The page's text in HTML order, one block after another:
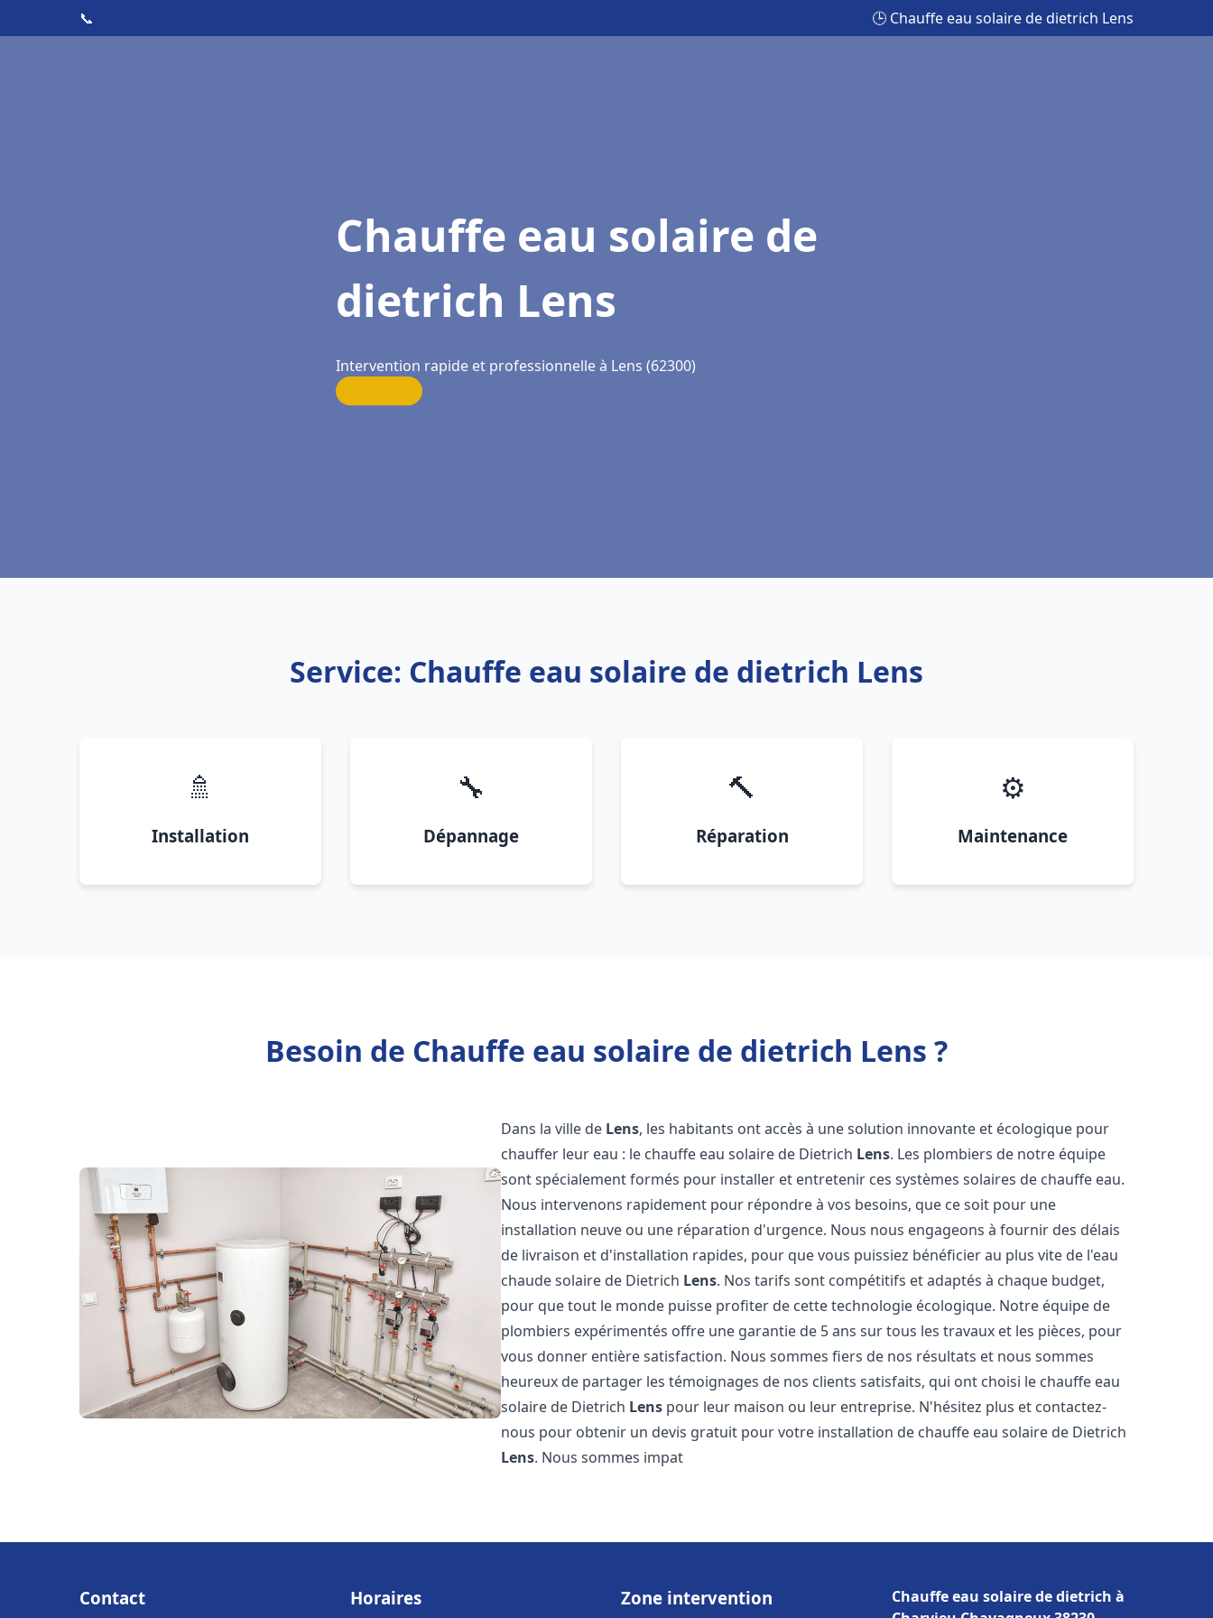
📞 🕒 Chauffe eau solaire de dietrich Lens
Chauffe eau solaire de
dietrich Lens
Intervention rapide et professionnelle à Lens (62300)
Service: Chauffe eau solaire de dietrich Lens
🚿
Installation
🔧
Dépannage
🔨
Réparation
⚙️
Maintenance
Besoin de Chauffe eau solaire de dietrich Lens ?
Dans la ville de Lens, les habitants ont accès à une solution innovante et écologique pour
chauffer leur eau : le chauffe eau solaire de Dietrich Lens. Les plombiers de notre équipe
sont spécialement formés pour installer et entretenir ces systèmes solaires de chauffe eau.
Nous intervenons rapidement pour répondre à vos besoins, que ce soit pour une
installation neuve ou une réparation d'urgence. Nous nous engageons à fournir des délais
de livraison et d'installation rapides, pour que vous puissiez bénéficier au plus vite de l'eau
chaude solaire de Dietrich Lens. Nos tarifs sont compétitifs et adaptés à chaque budget,
pour que tout le monde puisse profiter de cette technologie écologique. Notre équipe de
plombiers expérimentés offre une garantie de 5 ans sur tous les travaux et les pièces, pour
vous donner entière satisfaction. Nous sommes fiers de nos résultats et nous sommes
heureux de partager les témoignages de nos clients satisfaits, qui ont choisi le chauffe eau
solaire de Dietrich Lens pour leur maison ou leur entreprise. N'hésitez plus et contactez-
nous pour obtenir un devis gratuit pour votre installation de chauffe eau solaire de Dietrich
Lens. Nous sommes impat
Contact Horaires Zone intervention
Chauffe eau solaire de dietrich à